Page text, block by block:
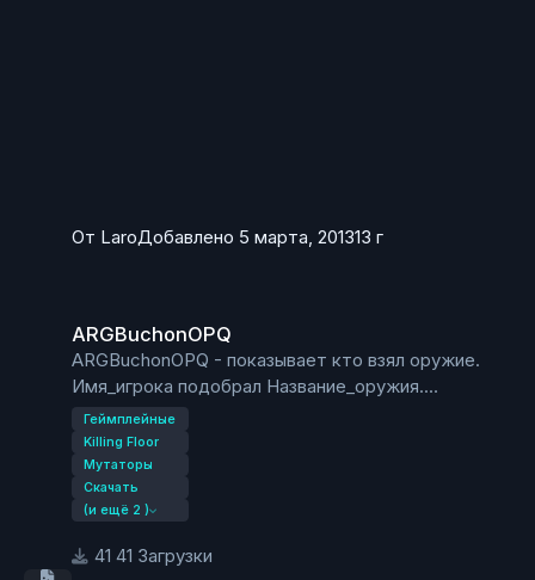
От LaroДобавлено 5 марта, 201313 г
ARGBuchonOPQ
ARGBuchonOPQ - показывает кто взял оружие.
Имя_игрока подобрал Название_оружия.
http://youtu.be/DENxc5WGW3E
Геймплейные
Killing Floor
Мутаторы
Скачать
(и ещё 2 )
41 Загрузки